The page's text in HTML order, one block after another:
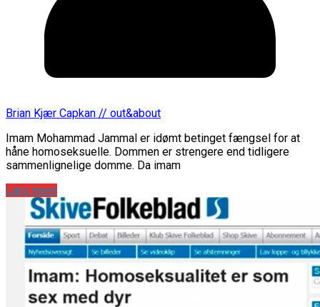
Brian Kjær Capkan // out&about
Imam Mohammad Jammal er idømt betinget fængsel for at
håne homoseksuelle. Dommen er strengere end tidligere
sammenlignelige domme. Da imam
Læs mere